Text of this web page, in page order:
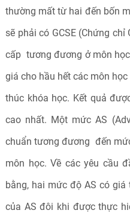
thường mất từ hai đến bốn
sẽ phải có GCSE (Chứng
cấp tương đương ở môn
giá cho hầu hết các môn
thúc khóa học. Kết quả
cao nhất. Một mức AS
chuẩn tương đương đến
môn học. Về các yêu cầu
bằng, hai mức độ AS có
của AS đôi khi được thực